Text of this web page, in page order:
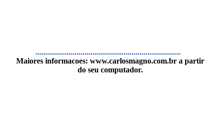
..........................................................................
Maiores informacoes: www.carlosmagno.com.bra partir
do seu computador.